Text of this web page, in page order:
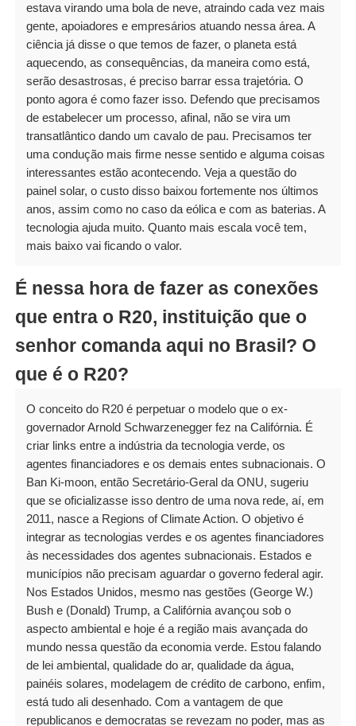
estava virando uma bola de neve, atraindo cada vez mais
gente, apoiadores e empresários atuando nessa área. A
ciência já disse o que temos de fazer, o planeta está
aquecendo, as consequências, da maneira como está,
serão desastrosas, é preciso barrar essa trajetória. O
ponto agora é como fazer isso. Defendo que precisamos
de estabelecer um processo, afinal, não se vira um
transatlântico dando um cavalo de pau. Precisamos ter
uma condução mais firme nesse sentido e alguma coisas
interessantes estão acontecendo. Veja a questão do
painel solar, o custo disso baixou fortemente nos últimos
anos, assim como no caso da eólica e com as baterias. A
tecnologia ajuda muito. Quanto mais escala você tem,
mais baixo vai ficando o valor.
É nessa hora de fazer as conexões
que entra o R20, instituição que o
senhor comanda aqui no Brasil? O
que é o R20?
O conceito do R20 é perpetuar o modelo que o ex-
governador Arnold Schwarzenegger fez na Califórnia. É
criar links entre a indústria da tecnologia verde, os
agentes financiadores e os demais entes subnacionais. O
Ban Ki-moon, então Secretário-Geral da ONU, sugeriu
que se oficializasse isso dentro de uma nova rede, aí, em
2011, nasce a Regions of Climate Action. O objetivo é
integrar as tecnologias verdes e os agentes financiadores
às necessidades dos agentes subnacionais. Estados e
municípios não precisam aguardar o governo federal agir.
Nos Estados Unidos, mesmo nas gestões (George W.)
Bush e (Donald) Trump, a Califórnia avançou sob o
aspecto ambiental e hoje é a região mais avançada do
mundo nessa questão da economia verde. Estou falando
de lei ambiental, qualidade do ar, qualidade da água,
painéis solares, modelagem de crédito de carbono, enfim,
está tudo ali desenhado. Com a vantagem de que
republicanos e democratas se revezam no poder, mas as